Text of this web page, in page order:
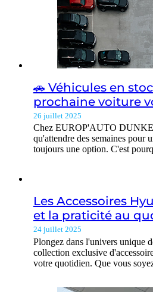
🚗 Véhicules en
prochaine voiture
26 juillet 2025
Chez EUROP'AUTO
qu'attendre des semaines pour
toujours une option. C'est
Les Accessoires
et la praticité au
24 juillet 2025
Plongez dans l'univers unique
collection exclusive
votre quotidien. Que vous